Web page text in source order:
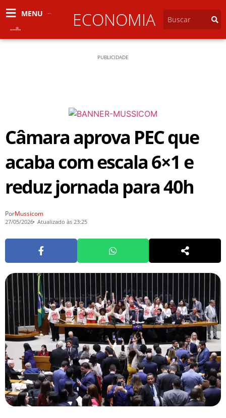
MENU ECONOMIA
PUBLICIDADE
Câmara aprova PEC que
acaba com escala 6×1 e
reduz jornada para 40h
PorMussicom
27/05/2026 Atualizado às 23:25